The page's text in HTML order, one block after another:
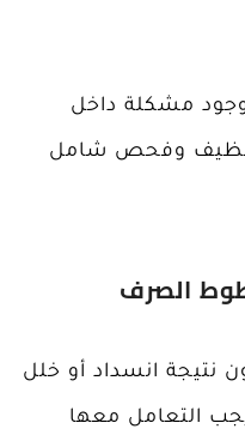
وجود مشكلة داخل
وفحص شامل
الصرف
نتيجة انسداد أو خلل
التعامل معها